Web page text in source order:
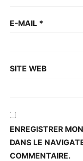
E-MAIL *
SITE WEB
ENREGISTRER
DANS LE
COMMENTAIRE.